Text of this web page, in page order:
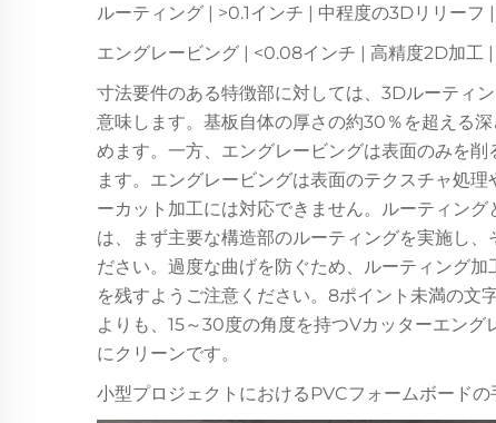
ルーティング | >0.1インチ | 中程度の3Dリリーフ
エングレービング | <0.08インチ | 高精度2D加工
寸法要件のある特徴部に対しては、3Dルーティ
意味します。基板自体の厚さの約30％を超える
めます。一方、エングレービングは表面のみを
ます。エングレービングは表面のテクスチャ処
ーカット加工には対応できません。ルーティン
は、まず主要な構造部のルーティングを実施し
ださい。過度な曲げを防ぐため、ルーティング
を残すようご注意ください。8ポイント未満の文
よりも、15～30度の角度を持つVカッターエン
にクリーンです。
小型プロジェクトにおけるPVCフォームボード